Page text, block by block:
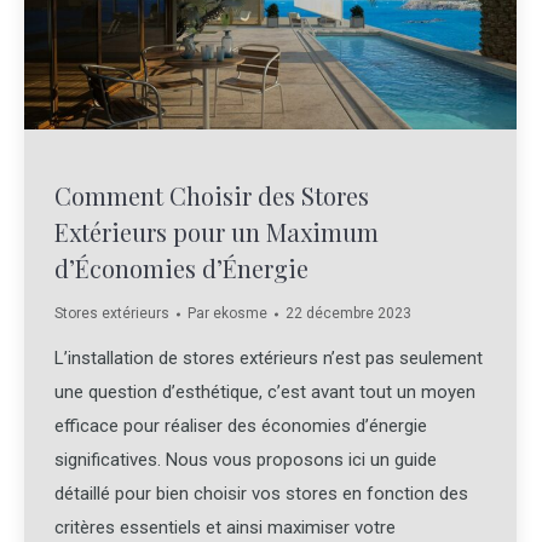
Comment Choisir des Stores
Extérieurs pour un Maximum
d’Économies d’Énergie
Stores extérieurs Par ekosme 22 décembre 2023
L’installation de stores extérieurs n’est pas seulement
une question d’esthétique, c’est avant tout un moyen
efficace pour réaliser des économies d’énergie
significatives. Nous vous proposons ici un guide
détaillé pour bien choisir vos stores en fonction des
critères essentiels et ainsi maximiser votre